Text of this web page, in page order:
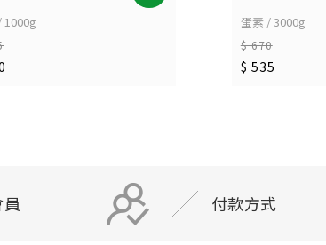
1000g 蛋素 / 3000g
$ 670
$ 535
付款方式